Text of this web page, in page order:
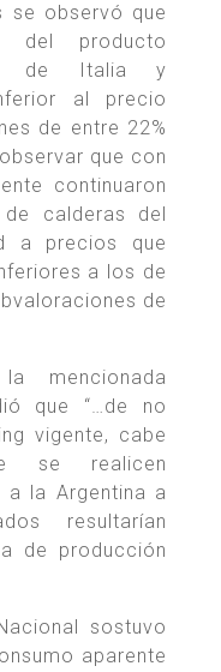
se observó que
del producto
de Italia y
al precio
de entre 22%
que con
continuaron
calderas del
a precios que
a los de
de
mencionada
que “…de no
vigente, cabe
se realicen
la Argentina a
resultarían
de producción
sostuvo
aparente